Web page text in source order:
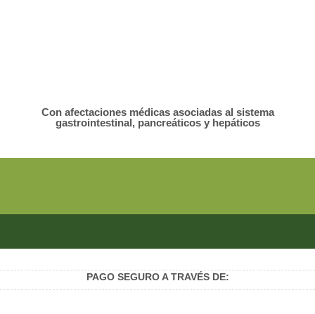
Con afectaciones médicas asociadas al sistema
gastrointestinal, pancreáticos y hepáticos
PAGO SEGURO A TRAVÉS DE: